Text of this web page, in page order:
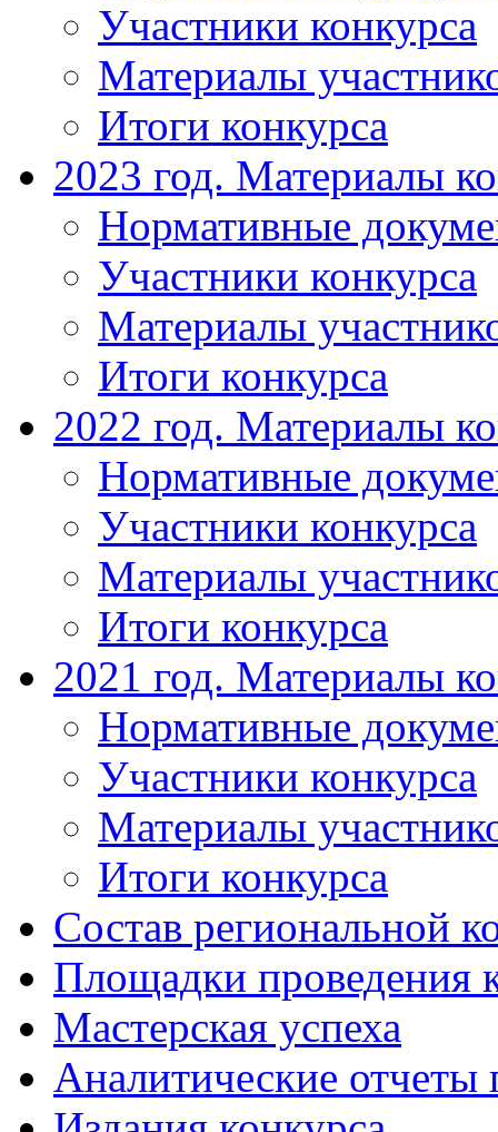
Участники конкурса
Материалы
Итоги конкурса
2023 год. Материалы
Нормативные
Участники конкурса
Материалы
Итоги конкурса
2022 год. Материалы
Нормативные
Участники конкурса
Материалы
Итоги конкурса
2021 год. Материалы
Нормативные
Участники конкурса
Материалы
Итоги конкурса
Состав региональной
Площадки проведения
Мастерская успеха
Аналитические отчеты